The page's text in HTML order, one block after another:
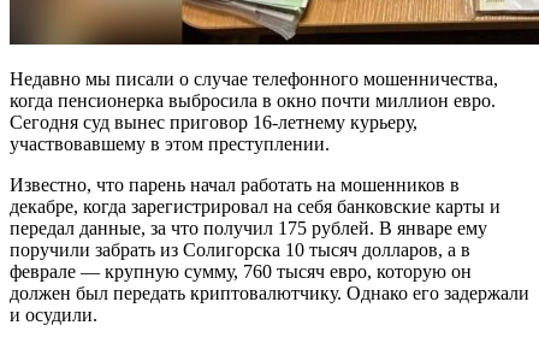
Недавно мы писали о случае телефонного мошенничества,
когда пенсионерка выбросила в окно почти миллион евро.
Сегодня суд вынес приговор 16-летнему курьеру,
участвовавшему в этом преступлении.
Известно, что парень начал работать на мошенников в
декабре, когда зарегистрировал на себя банковские карты и
передал данные, за что получил 175 рублей. В январе ему
поручили забрать из Солигорска 10 тысяч долларов, а в
феврале — крупную сумму, 760 тысяч евро, которую он
должен был передать криптовалютчику. Однако его задержали
и осудили.